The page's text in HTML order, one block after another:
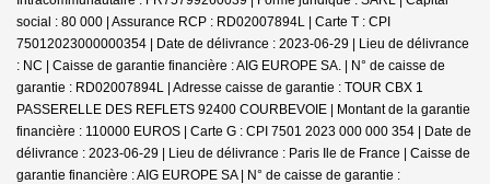
social : 80 000 | Assurance RCP : RD02007894L | Carte T : CPI
75012023000000354 | Date de délivrance : 2023-06-29 | Lieu de délivrance
: NC | Caisse de garantie financière : AIG EUROPE SA. | N° de caisse de
garantie : RD02007894L | Adresse caisse de garantie : TOUR CBX 1
PASSERELLE DES REFLETS 92400 COURBEVOIE | Montant de la garantie
financière : 110000 EUROS | Carte G : CPI 7501 2023 000 000 354 | Date de
délivrance : 2023-06-29 | Lieu de délivrance : Paris Ile de France | Caisse de
garantie financière : AIG EUROPE SA | N° de caisse de garantie :